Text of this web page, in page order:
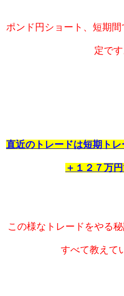
ポンド円ショート、短期
定です
直近のトレードは短期ト
＋１２７万円
この様な トレードをやる
すべて教えて